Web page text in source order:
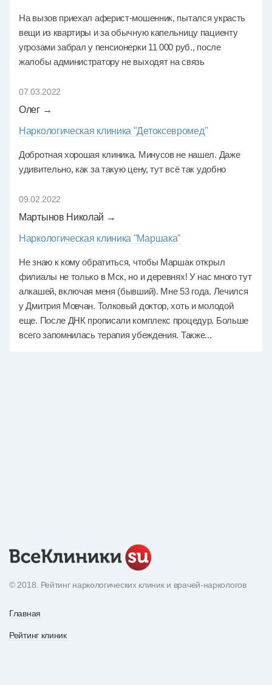
На вызов приехал аферист-мошенник, пытался украсть
вещи из квартиры и за обычную капельницу пациенту
угрозами забрал у пенсионерки 11 000 руб., после
жалобы администратору не выходят на связь
07.03.2022
Олег →
Наркологическая клиника "Детоксевромед"
Добротная хорошая клиника. Минусов не нашел. Даже
удивительно, как за такую цену, тут всё так удобно
09.02.2022
Мартынов Николай →
Наркологическая клиника "Маршака"
Не знаю к кому обратиться, чтобы Маршак открыл
филиалы не только в Мск, но и деревнях! У нас много тут
алкашей, включая меня (бывший). Мне 53 года. Лечился
у Дмитрия Мовчан. Толковый доктор, хоть и молодой
еще. После ДНК прописали комплекс процедур. Больше
всего запомнилась терапия убеждения. Также...
© 2018. Рейтинг наркологических клиник и врачей-наркологов
Главная
Рейтинг клиник